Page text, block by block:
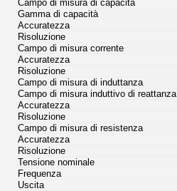
Campo di misura di capacità
Gamma di capacità
Accuratezza
Risoluzione
Campo di misura corrente
Accuratezza
Risoluzione
Campo di misura di induttanza
Campo di misura induttivo di reattanza
Accuratezza
Risoluzione
Campo di misura di resistenza
Accuratezza
Risoluzione
Tensione nominale
Frequenza
Uscita